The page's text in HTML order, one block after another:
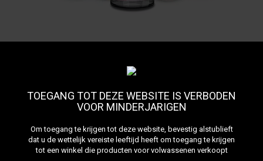
TOEGANG TOT DEZE WEBSITE IS VERBODEN
VOOR MINDERJARIGEN
Om toegang te krijgen tot deze website, bevestig alstublieft
dat u de wettelijk vereiste leeftijd heeft om toegang te krijgen
tot een winkel die producten voor volwassenen verkoopt
Bekijk alle producten van het merk Liquideo
de smaak van de beroemde Wpuffs van Liquideo! Een explosie van
zoete smaken in een handig formaat van 50 ml. Pas uw
Meer details
14,90 €incl. btw